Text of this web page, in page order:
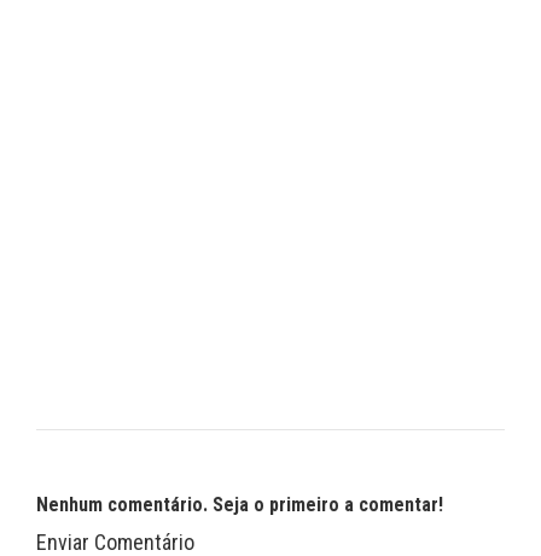
Nenhum comentário. Seja o primeiro a comentar!
Enviar Comentário